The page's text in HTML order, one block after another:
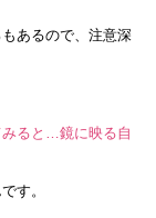
あるので、注意深
みると…鏡に映る自
す。